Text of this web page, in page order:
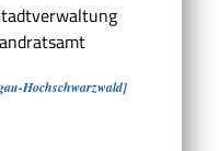
Hochschwarzwald]